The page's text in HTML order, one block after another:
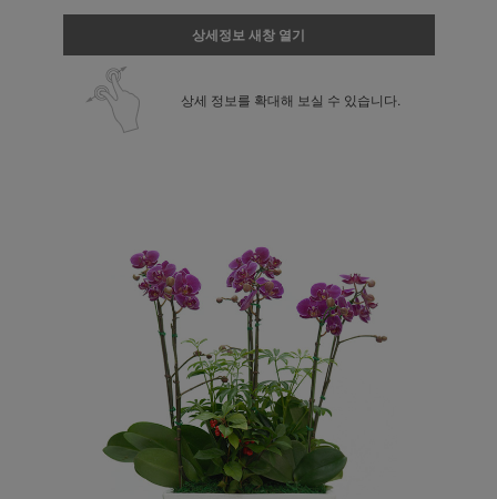
상세정보 새창 열기
상세 정보를 확대해 보실 수 있습니다.